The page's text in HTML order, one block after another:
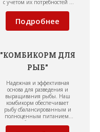
с учетом их потребностей в
Комбикорм для птиц
производится в различных
Подробнее
"КОМБИКОРМ ДЛЯ
РЫБ"
Надежная и эффективная
основа для разведения и
выращивания рыбы. Наш
комбикорм обеспечивает
рыбу сбалансированным и
полноценным питанием,
необходимым для